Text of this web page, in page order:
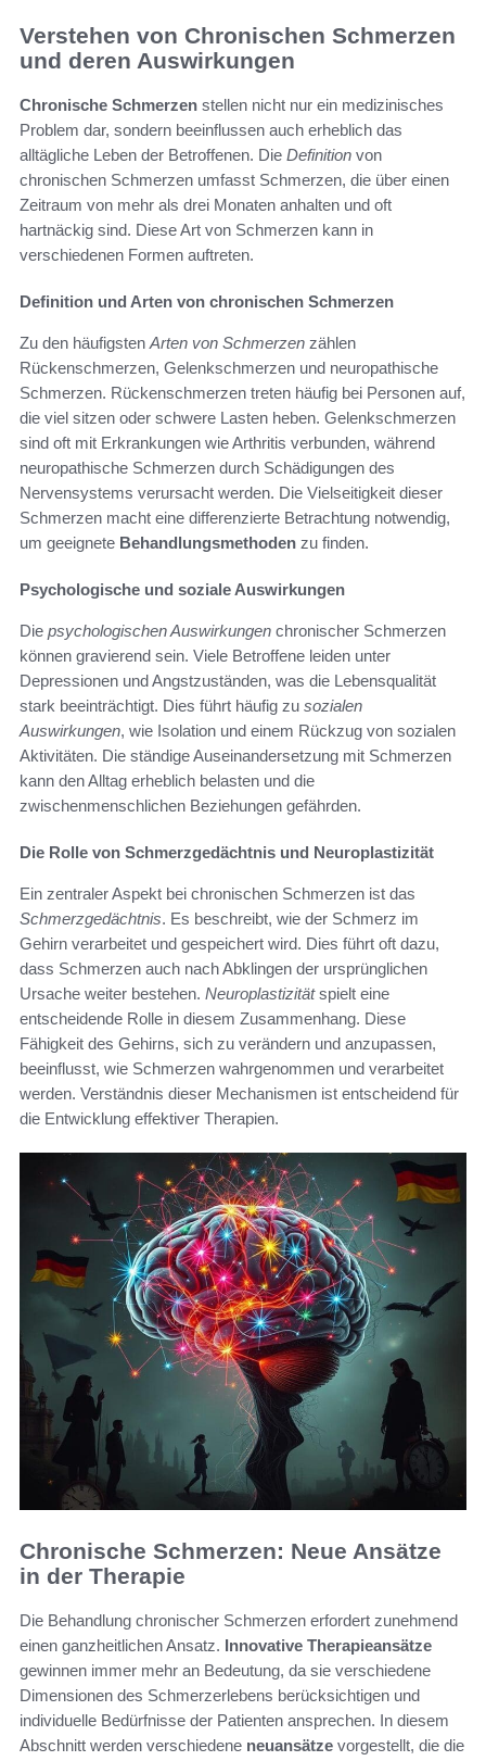
Verstehen von Chronischen Schmerzen
und deren Auswirkungen
Chronische Schmerzen stellen nicht nur ein medizinisches
Problem dar, sondern beeinflussen auch erheblich das
alltägliche Leben der Betroffenen. Die Definition von
chronischen Schmerzen umfasst Schmerzen, die über einen
Zeitraum von mehr als drei Monaten anhalten und oft
hartnäckig sind. Diese Art von Schmerzen kann in
verschiedenen Formen auftreten.
Definition und Arten von chronischen Schmerzen
Zu den häufigsten Arten von Schmerzen zählen
Rückenschmerzen, Gelenkschmerzen und neuropathische
Schmerzen. Rückenschmerzen treten häufig bei Personen auf,
die viel sitzen oder schwere Lasten heben. Gelenkschmerzen
sind oft mit Erkrankungen wie Arthritis verbunden, während
neuropathische Schmerzen durch Schädigungen des
Nervensystems verursacht werden. Die Vielseitigkeit dieser
Schmerzen macht eine differenzierte Betrachtung notwendig,
um geeignete Behandlungsmethoden zu finden.
Psychologische und soziale Auswirkungen
Die psychologischen Auswirkungen chronischer Schmerzen
können gravierend sein. Viele Betroffene leiden unter
Depressionen und Angstzuständen, was die Lebensqualität
stark beeinträchtigt. Dies führt häufig zu sozialen
Auswirkungen, wie Isolation und einem Rückzug von sozialen
Aktivitäten. Die ständige Auseinandersetzung mit Schmerzen
kann den Alltag erheblich belasten und die
zwischenmenschlichen Beziehungen gefährden.
Die Rolle von Schmerzgedächtnis und Neuroplastizität
Ein zentraler Aspekt bei chronischen Schmerzen ist das
Schmerzgedächtnis. Es beschreibt, wie der Schmerz im
Gehirn verarbeitet und gespeichert wird. Dies führt oft dazu,
dass Schmerzen auch nach Abklingen der ursprünglichen
Ursache weiter bestehen. Neuroplastizitätspielt eine
entscheidende Rolle in diesem Zusammenhang. Diese
Fähigkeit des Gehirns, sich zu verändern und anzupassen,
beeinflusst, wie Schmerzen wahrgenommen und verarbeitet
werden. Verständnis dieser Mechanismen ist entscheidend für
die Entwicklung effektiver Therapien.
Chronische Schmerzen: Neue Ansätze
in der Therapie
Die Behandlung chronischer Schmerzen erfordert zunehmend
einen ganzheitlichen Ansatz. Innovative Therapieansätze
gewinnen immer mehr an Bedeutung, da sie verschiedene
Dimensionen des Schmerzerlebens berücksichtigen und
individuelle Bedürfnisse der Patienten ansprechen. In diesem
Abschnitt werden verschiedene neuansätze vorgestellt, die die